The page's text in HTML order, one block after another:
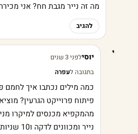
מה זה נייר מגבת חח? אני
להגיב
י יוסילפני 3 שנים
בתגובה לעפרה
כמה מילים נכתבו איך לחמם
פיתוח פרוייקט הגרעין?
נייר